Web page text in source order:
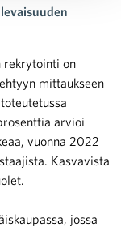
rekrytointi on
mittaukseen
arvioi
vuonna 2022
Kasvavista
jossa